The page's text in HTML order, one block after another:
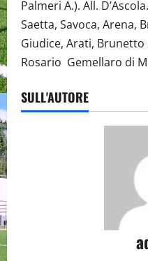
Palmeri A.). All.
Saetta, Savoca, Arena,
Giudice, Arati, Brunetto
Rosario Gemellaro di
SULL'AUTORE